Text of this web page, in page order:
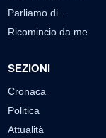
Parliamo di…
Ricomincio da me
SEZIONI
Cronaca
Politica
Attualità